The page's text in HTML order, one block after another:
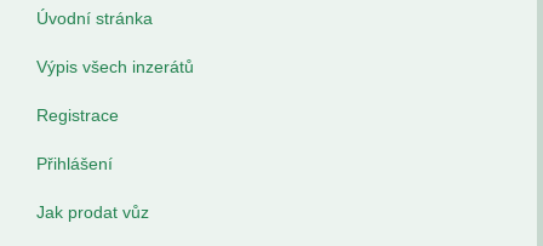
Úvodní stránka
Výpis všech inzerátů
Registrace
Přihlášení
Jak prodat vůz